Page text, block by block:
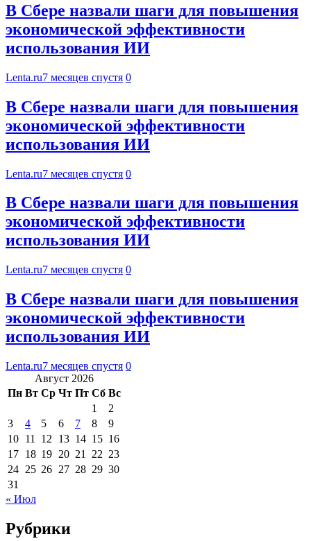
В Сбере назвали шаги для повышения
экономической эффективности
использования ИИ
Lenta.ru7 месяцев спустя 0
В Сбере назвали шаги для повышения
экономической эффективности
использования ИИ
Lenta.ru7 месяцев спустя 0
В Сбере назвали шаги для повышения
экономической эффективности
использования ИИ
Lenta.ru7 месяцев спустя 0
В Сбере назвали шаги для повышения
экономической эффективности
использования ИИ
Lenta.ru7 месяцев спустя 0
Август 2026
Пн Вт Ср Чт Пт Сб Вс
1
2
3
4 5 6 7 8
9
10 11 12 13 14 15 16
17 18 19 20 21 22 23
24 25 26 27 28 29 30
31
« Июл
Рубрики